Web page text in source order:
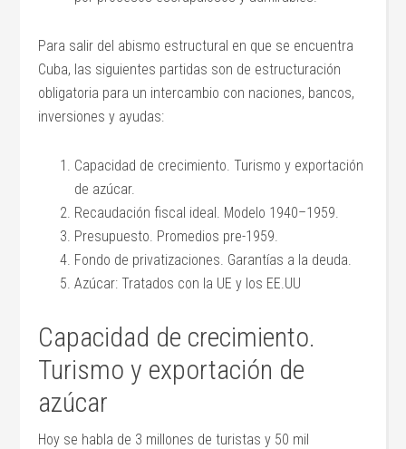
Para salir del abismo estructural en que se encuentra
Cuba, las siguientes partidas son de estructuración
obligatoria para un intercambio con naciones, bancos,
inversiones y ayudas:
Capacidad de crecimiento. Turismo y exportación
de azúcar.
Recaudación fiscal ideal. Modelo 1940–1959.
Presupuesto. Promedios pre-1959.
Fondo de privatizaciones. Garantías a la deuda.
Azúcar: Tratados con la UE y los EE.UU
Capacidad de crecimiento.
Turismo y exportación de
azúcar
Hoy se habla de 3 millones de turistas y 50 mil